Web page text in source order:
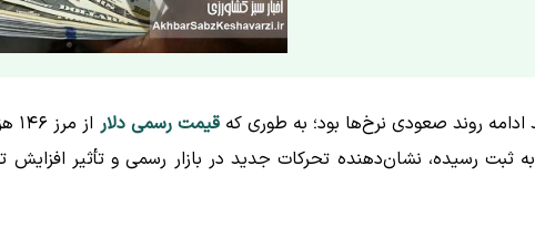
قیمت رسمی دلار
به ثبت رسیده، نشان‌دهنده تحرکات جدید در بازار رسمی و تأثیر افزایش